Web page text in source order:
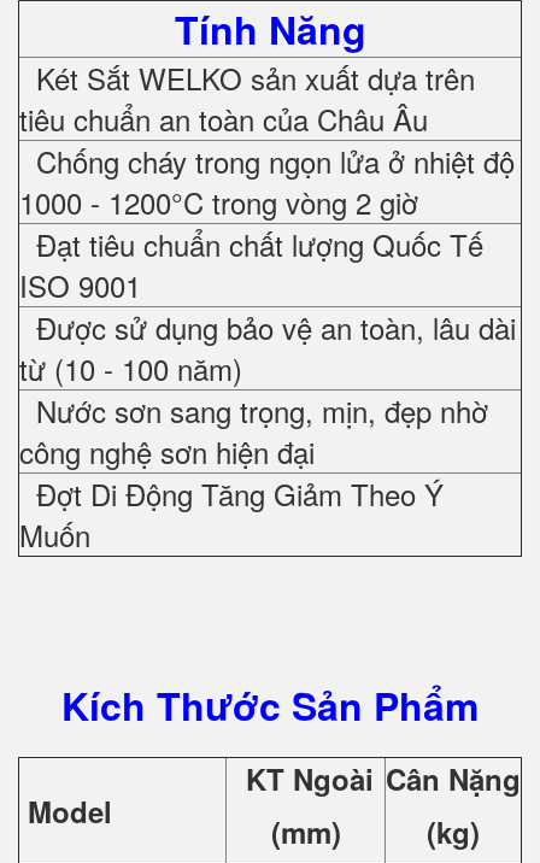
Tính Năng
Két Sắt WELKO sản xuất dựa trên
tiêu chuẩn an toàn của Châu Âu
Chống cháy trong ngọn lửa ở nhiệt độ
1000 - 1200°C trong vòng 2 giờ
Đạt tiêu chuẩn chất lượng Quốc Tế
ISO 9001
Được sử dụng bảo vệ an toàn, lâu dài
từ (10 - 100 năm)
Nước sơn sang trọng, mịn, đẹp nhờ
công nghệ sơn hiện đại
Đợt Di Động Tăng Giảm Theo Ý
Muốn
Kích Thước Sản Phẩm
Model
KT Ngoài
(mm)
Cân Nặng
(kg)